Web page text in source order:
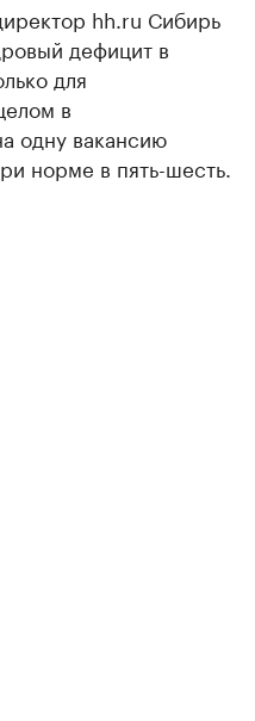
hh.ru Сибирь
дефицит в
для
в
одну вакансию
норме в пять-шесть.